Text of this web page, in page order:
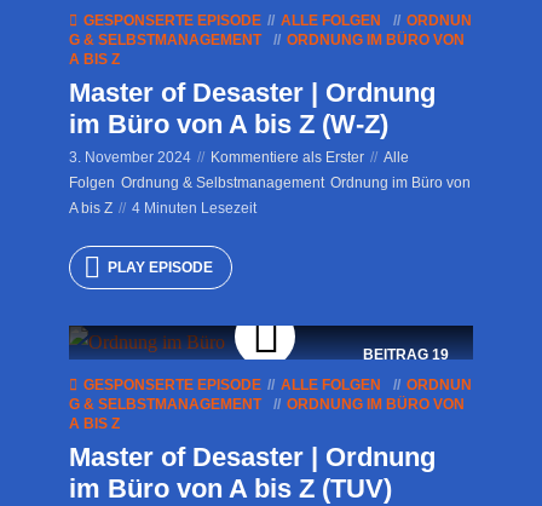
GESPONSERTE EPISODE
ALLE FOLGEN
ORDNUN
G & SELBSTMANAGEMENT
ORDNUNG IM BÜRO VON
A BIS Z
Master of Desaster | Ordnung
im Büro von A bis Z (W-Z)
3. November 2024 Kommentiere als Erster
Alle
Folgen Ordnung & Selbstmanagement Ordnung im Büro von
A bis Z
4 Minuten Lesezeit
PLAY EPISODE
BEITRAG 19
GESPONSERTE EPISODE
ALLE FOLGEN
ORDNUN
G & SELBSTMANAGEMENT
ORDNUNG IM BÜRO VON
A BIS Z
Master of Desaster | Ordnung
im Büro von A bis Z (TUV)